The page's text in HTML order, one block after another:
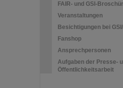
FAIR- und GSI-
Veranstaltungen
Besichtigungen bei
Fanshop
Ansprechpersonen
Aufgaben der Presse-
Öffentlichkeitsarbeit